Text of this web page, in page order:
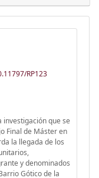
RP123
que se
Final de Máster en
la llegada de los
y denominados
Gótico de la